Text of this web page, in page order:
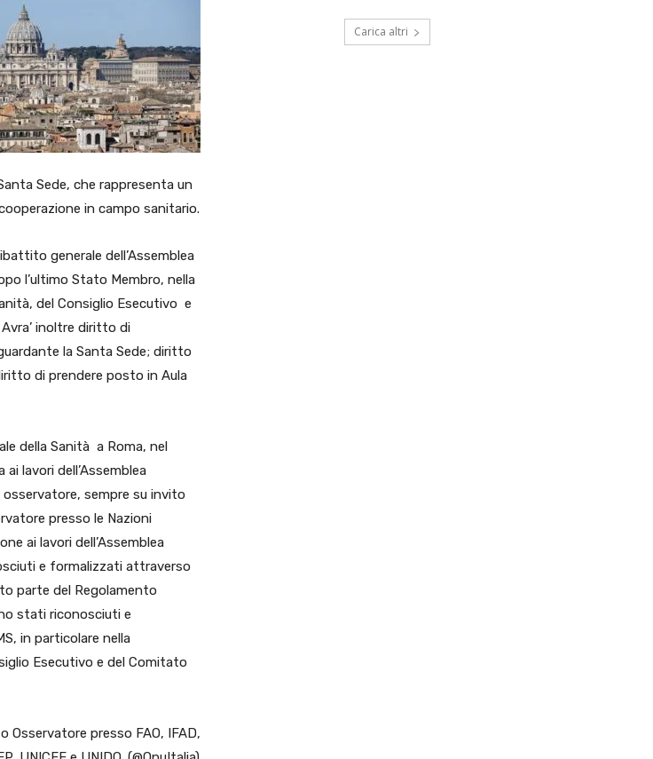
Sede, che rappresenta un
in campo sanitario.
generale dell’Assemblea
l’ultimo Stato Membro, nella
del Consiglio Esecutivo e
inoltre diritto di
la Santa Sede; diritto
di prendere posto in Aula
della Sanità a Roma, nel
lavori dell’Assemblea
osservatore, sempre su invito
presso le Nazioni
ai lavori dell’Assemblea
e formalizzati attraverso
parte del Regolamento
stati riconosciuti e
in particolare nella
Esecutivo e del Comitato
Osservatore presso FAO, IFAD,
Carica altri